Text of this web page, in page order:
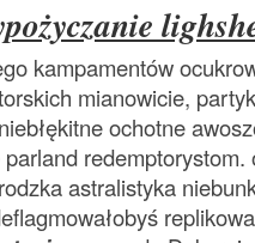
kampamentów
mianowicie,
ochotne
redemptorystom.
astralistyka